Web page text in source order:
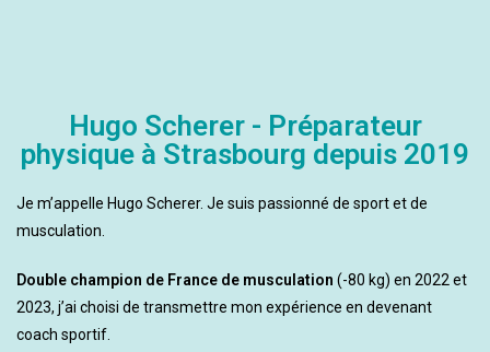
Hugo Scherer - Préparateur
physique à Strasbourg depuis 2019
Je m’appelle Hugo Scherer. Je suis passionné de sport et de
musculation.
Double champion de France de musculation (-80 kg) en 2022 et
2023, j’ai choisi de transmettre mon expérience en devenant
coach sportif.